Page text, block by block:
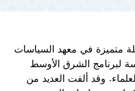
متميزة في معهد السياسات
لبرنامج الشرق الأوسط
وقد ألفت العديد من